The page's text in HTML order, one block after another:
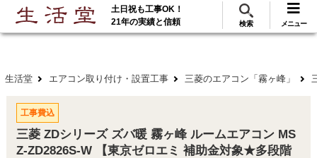
ご利用 288万･工事実績117万件! 無料見積
土日祝も工事OK！
21年の実績と信頼
検索 メニュー
生活堂 エアコン取り付け・設置工事 三菱のエアコン「霧ヶ峰」
工事費込
三菱 ZDシリーズ ズバ暖 霧ヶ峰 ルームエアコン MS
Z-ZD2826S-W 【東京ゼロエミ 補助金対象★多段階